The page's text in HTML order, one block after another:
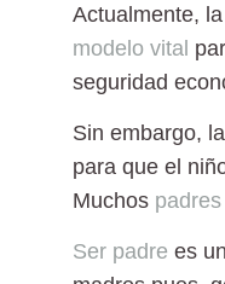
Actualmente,
modelo vital
seguridad
Sin embargo,
para que el
Muchos padres
Ser padre es